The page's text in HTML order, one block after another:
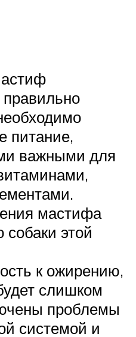
питание,
важными для
мастифа
собаки этой
к ожирению,
слишком
проблемы
системой и